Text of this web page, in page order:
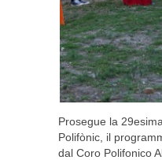
Prosegue la
Polifònic, il
dal Coro Polifonico